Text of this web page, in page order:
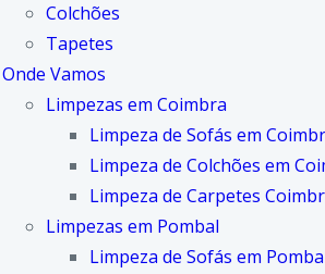
Colchões
Tapetes
Onde Vamos
Limpezas em Coimbra
Limpeza de Sofás em
Limpeza de Colchões em
Limpeza de Carpetes
Limpezas em Pombal
Limpeza de Sofás em